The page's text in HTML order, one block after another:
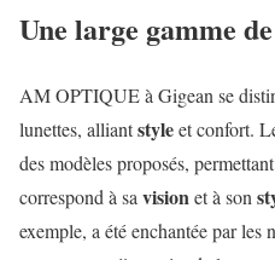
Une large gamme
AM OPTIQUE à Gigean se
lunettes, alliantstyleet confort.
des modèles proposés,
correspond à savisionet à son
exemple, a été enchantée par